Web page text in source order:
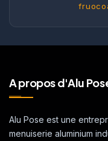
A propos d'Alu
Alu Pose est une
menuiserie aluminium